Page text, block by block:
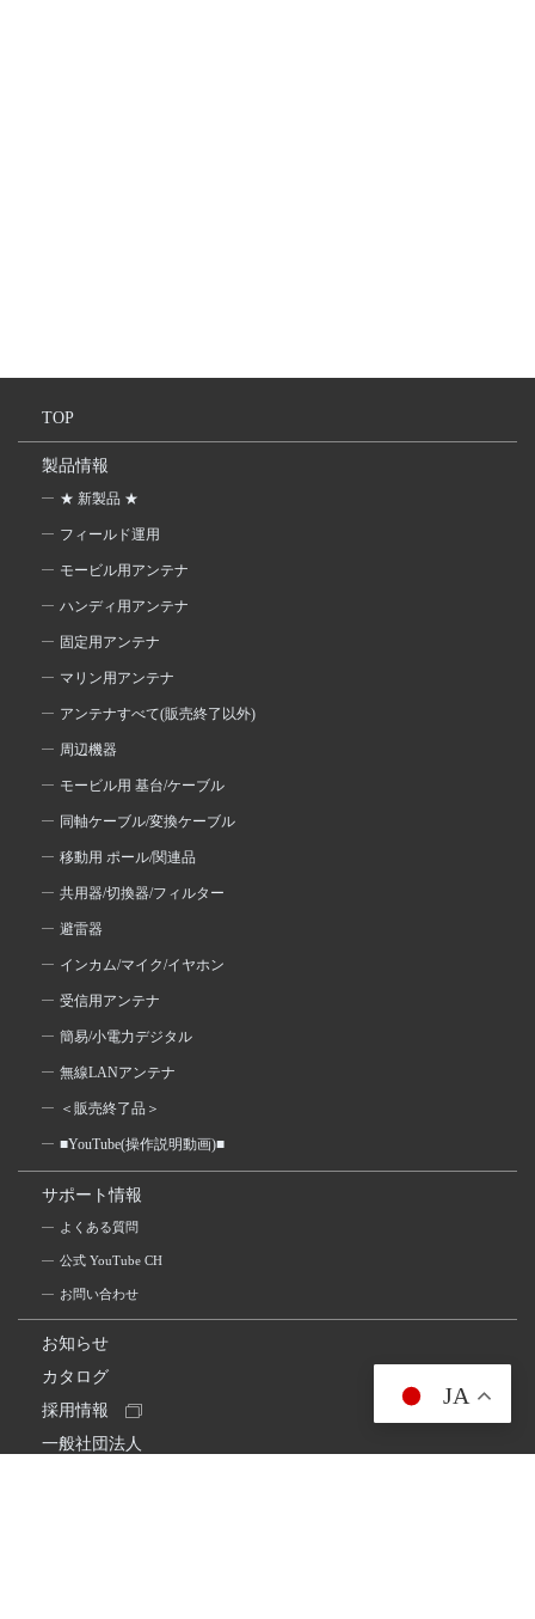
TOP
製品情報
★ 新製品 ★
フィールド運用
モービル用アンテナ
ハンディ用アンテナ
固定用アンテナ
マリン用アンテナ
アンテナすべて(販売終了以外)
周辺機器
モービル用 基台/ケーブル
同軸ケーブル/変換ケーブル
移動用 ポール/関連品
共用器/切換器/フィルター
避雷器
インカム/マイク/イヤホン
受信用アンテナ
簡易/小電力デジタル
無線LANアンテナ
＜販売終了品＞
■YouTube(操作説明動画)■
サポート情報
よくある質問
公式 YouTube CH
お問い合わせ
お知らせ
カタログ
採用情報
一般社団法人
JA